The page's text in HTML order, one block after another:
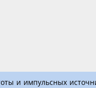
и импульсных